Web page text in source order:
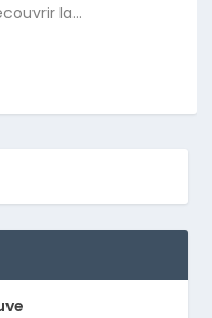
la...